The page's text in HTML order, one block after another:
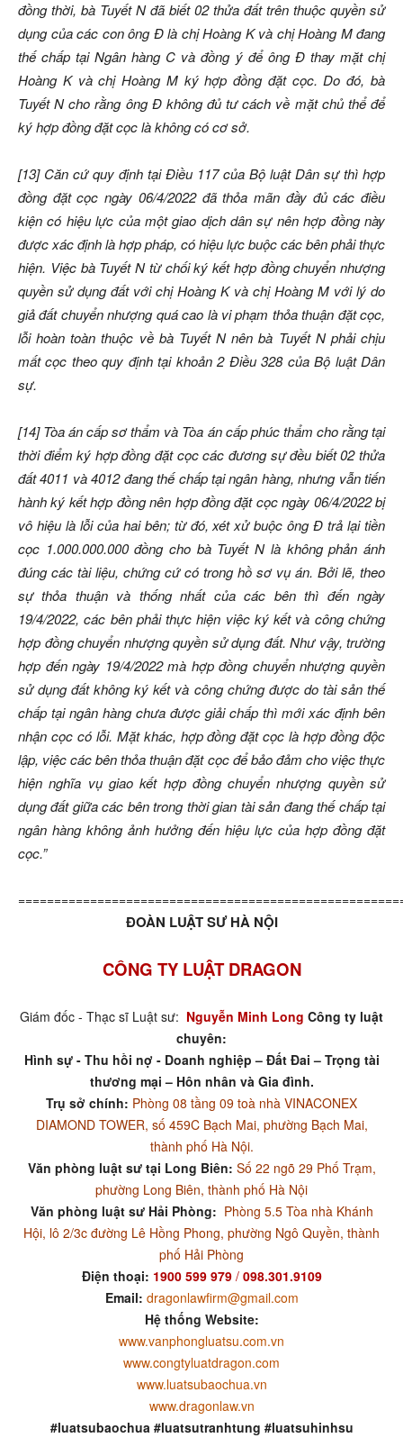
đồng thời, bà Tuyết N đã biết 02 thửa đất trên thuộc quyền sử
dụng của các con ông Đ là chị Hoàng K và chị Hoàng M đang
thế chấp tại Ngân hàng C và đồng ý để ông Đ thay mặt chị
Hoàng K và chị Hoàng M ký hợp đồng đặt cọc. Do đó, bà
Tuyết N cho rằng ông Đ không đủ tư cách về mặt chủ thể để
ký hợp đồng đặt cọc là không có cơ sở.
[13] Căn cứ quy định tại Điều 117 của Bộ luật Dân sự thì hợp
đồng đặt cọc ngày 06/4/2022 đã thỏa mãn đầy đủ các điều
kiện có hiệu lực của một giao dịch dân sự nên hợp đồng này
được xác định là hợp pháp, có hiệu lực buộc các bên phải thực
hiện. Việc bà Tuyết N từ chối ký kết hợp đồng chuyển nhượng
quyền sử dụng đất với chị Hoàng K và chị Hoàng M với lý do
giả đất chuyển nhượng quá cao là vi phạm thỏa thuận đặt cọc,
lỗi hoàn toàn thuộc về bà Tuyết N nên bà Tuyết N phải chịu
mất cọc theo quy định tại khoản 2 Điều 328 của Bộ luật Dân
sự.
[14] Tòa án cấp sơ thẩm và Tòa án cấp phúc thẩm cho rằng tại
thời điểm ký hợp đồng đặt cọc các đương sự đều biết 02 thửa
đất 4011 và 4012 đang thế chấp tại ngân hàng, nhưng vẫn tiến
hành ký kết hợp đồng nên hợp đồng đặt cọc ngày 06/4/2022 bị
vô hiệu là lỗi của hai bên; từ đó, xét xử buộc ông Đ trả lại tiền
cọc 1.000.000.000 đồng cho bà Tuyết N là không phản ánh
đúng các tài liệu, chứng cứ có trong hồ sơ vụ án. Bởi lẽ, theo
sự thỏa thuận và thống nhất của các bên thì đến ngày
19/4/2022, các bên phải thực hiện việc ký kết và công chứng
hợp đồng chuyển nhượng quyền sử dụng đất. Như vậy, trường
hợp đến ngày 19/4/2022 mà hợp đồng chuyển nhượng quyền
sử dụng đất không ký kết và công chứng được do tài sản thế
chấp tại ngân hàng chưa được giải chấp thì mới xác định bên
nhận cọc có lỗi. Mặt khác, hợp đồng đặt cọc là hợp đồng độc
lập, việc các bên thỏa thuận đặt cọc để bảo đảm cho việc thực
hiện nghĩa vụ giao kết hợp đồng chuyển nhượng quyền sử
dụng đất giữa các bên trong thời gian tài sản đang thế chấp tại
ngân hàng không ảnh hưởng đến hiệu lực của hợp đồng đặt
cọc.”
ĐOÀN LUẬT SƯ HÀ NỘI
CÔNG TY LUẬT DRAGON
Giám đốc - Thạc sĩ Luật sư: Nguyễn Minh Long Công ty luật
chuyên:
Hình sự - Thu hồi nợ - Doanh nghiệp – Đất Đai – Trọng tài
thương mại – Hôn nhân và Gia đình.
Trụ sở chính: Phòng 08 tầng 09 toà nhà VINACONEX
DIAMOND TOWER, số 459C Bạch Mai, phường Bạch Mai,
thành phố Hà Nội.
Văn phòng luật sư tại Long Biên: Số 22 ngõ 29 Phố Trạm,
phường Long Biên, thành phố Hà Nội
Văn phòng luật sư Hải Phòng: Phòng 5.5 Tòa nhà Khánh
Hội, lô 2/3c đường Lê Hồng Phong, phường Ngô Quyền, thành
phố Hải Phòng
Điện thoại: 1900 599 979/ 098.301.9109
Email: dragonlawfirm@gmail.com
Hệ thống Website:
www.vanphongluatsu.com.vn
www.congtyluatdragon.com
www.luatsubaochua.vn
www.dragonlaw.vn
#luatsubaochua #luatsutranhtung #luatsuhinhsu